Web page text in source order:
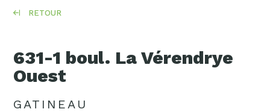
RETOUR
631-1 boul. La Vérendrye
Ouest
GATINEAU